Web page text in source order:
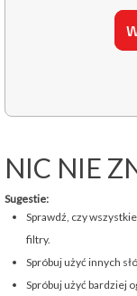
NIC NIE
Sugestie:
Sprawdź, czy
filtry.
Spróbuj użyć innych
Spróbuj użyć bardziej